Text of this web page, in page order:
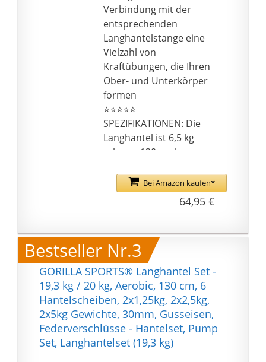
Krafttraining erlaubt
maximal 300 kg
schwere Scheiben, die
mit den
Sternverschlüssen fest
geschlossen werden
Verbindung mit der
entsprechenden
Langhantelstange eine
Vielzahl von
Kraftübungen, die Ihren
Ober- und Unterkörper
formen
⭐⭐⭐⭐⭐
SPEZIFIKATIONEN: Die
Langhantel ist 6,5 kg
schwer, 120 cm lang
gefertigt und hat einen
Lochdurchmesser von
2,5 kg und 2 x
Gewichtsscheiben, je 5
kg werden geliefert
⭐⭐⭐⭐⭐
PERSONALISIEREN SIE
IHR TRAINING:
Berücksichtigen Sie Ihre
persönlichen Ziele und
Fähigkeiten und passen
Bei Amazon kaufen*
64,95 €
Bestseller Nr.3
GORILLA SPORTS® Langhantel Set -
19,3 kg / 20 kg, Aerobic, 130 cm, 6
Hantelscheiben, 2x1,25kg, 2x2,5kg,
2x5kg Gewichte, 30mm, Gusseisen,
Federverschlüsse - Hantelset, Pump
Set, Langhantelset (19,3 kg)